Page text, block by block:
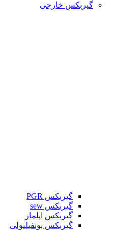
گیربکس خارجی
گیربکس PGR
گیربکس sew
گیربکس ایلماز
گیربکس بونفیلیولی